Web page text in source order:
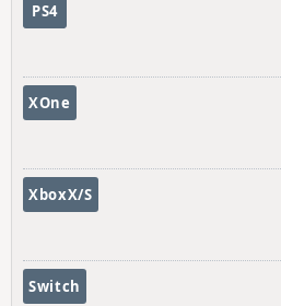
PS4
XOne
XboxX/S
Switch